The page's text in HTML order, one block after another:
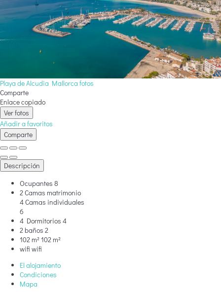
Playa de Alcudia Mallorca fotos
Comparte
Enlace copiado
Ver fotos
Añadir a favoritos
Comparte
Descripción
Ocupantes 8
2 Camas matrimonio
4 Camas individuales
6
4 Dormitorios 4
2 baños 2
102 m²102 m²
wifi wifi
El alojamiento
Condiciones
Mapa